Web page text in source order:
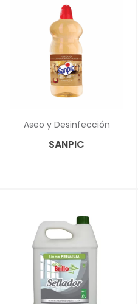
Aseo y Desinfección
SANPIC